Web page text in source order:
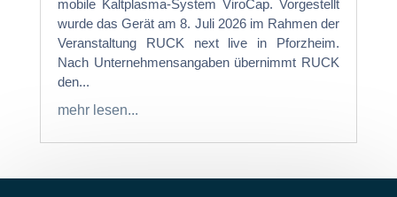
mobile Kaltplasma-System ViroCap. Vorgestellt
wurde das Gerät am 8. Juli 2026 im Rahmen der
Veranstaltung RUCK next live in Pforzheim.
Nach Unternehmensangaben übernimmt RUCK
den...
mehr lesen...